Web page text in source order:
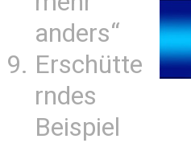
anders“
Erschütte
rndes
Beispiel